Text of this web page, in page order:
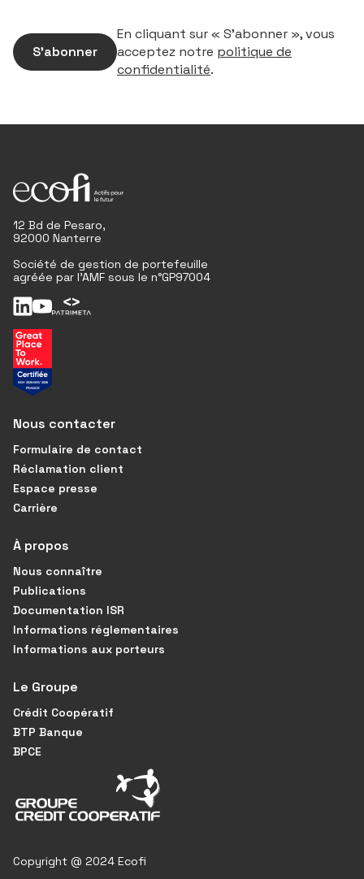
S’abonner
En cliquant sur « S’abonner », vous
acceptez notre politique de
confidentialité.
12 Bd de Pesaro,
92000 Nanterre
Société de gestion de portefeuille
agréée par l'AMF sous le n°GP97004
Nous contacter
Formulaire de contact
Réclamation client
Espace presse
Carrière
À propos
Nous connaître
Publications
Documentation ISR
Informations réglementaires
Informations aux porteurs
Le Groupe
Crédit Coopératif
BTP Banque
BPCE
Copyright @ 2024 Ecofi